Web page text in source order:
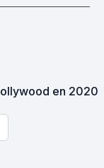
en 2020